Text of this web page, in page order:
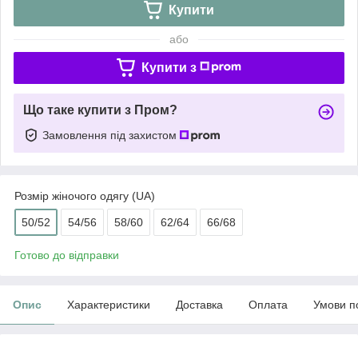
Купити
або
Купити з
Що таке купити з Пром?
Замовлення під захистом
Розмір жіночого одягу (UA)
50/52 54/56 58/60 62/64 66/68
Готово до відправки
Опис Характеристики Доставка Оплата Умови